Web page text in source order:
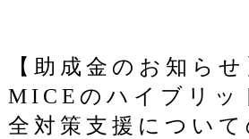
【助成金のお知ら
MICEのハイブリッ
全対策支援につい